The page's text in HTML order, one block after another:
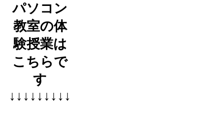
パソコン
教室の体
験授業は
こちらで
す
↓↓↓↓↓↓↓↓↓